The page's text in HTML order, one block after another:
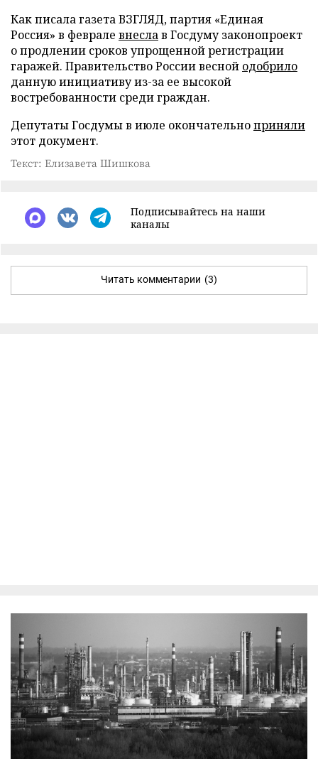
Как писала газета ВЗГЛЯД, партия «Единая
Россия» в феврале внеслав Госдуму законопроект
о продлении сроков упрощенной регистрации
гаражей. Правительство России весной одобрило
данную инициативу из-за ее высокой
востребованности среди граждан.
Депутаты Госдумы в июле окончательноприняли
этот документ.
Текст: Елизавета Шишкова
Подписывайтесь на наши
каналы
Читать комментарии (3)